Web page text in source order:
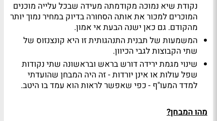
נקודת שיא נמוכה מקודמתה מעידה שבכל עלייה מוכנים
המוכרים למכור את אותה הסחורה בדיוק במחיר נמוך יותר
מהקודם. גם כאן ישנה הבעת אי אמון.
המשמעות של תבנית התנהגותית זו היא קונצנזוס של
שתי הקבוצות לגבי הכיוון.
שינוי מגמת ירידה דורש בראש ובראשונה שתי נקודות
שפל עולות או אינן יורדות - זה היה המבחן שהועדתי
למדד המעו"ף - כפי שאפשר לראות הוא עמד בו היטב.
מהו המבחן?